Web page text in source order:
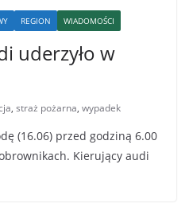
REGION WIADOMOŚCI
uderzyło w
, straż pożarna, wypadek
(16.06) przed godziną 6.00
Kierujący audi